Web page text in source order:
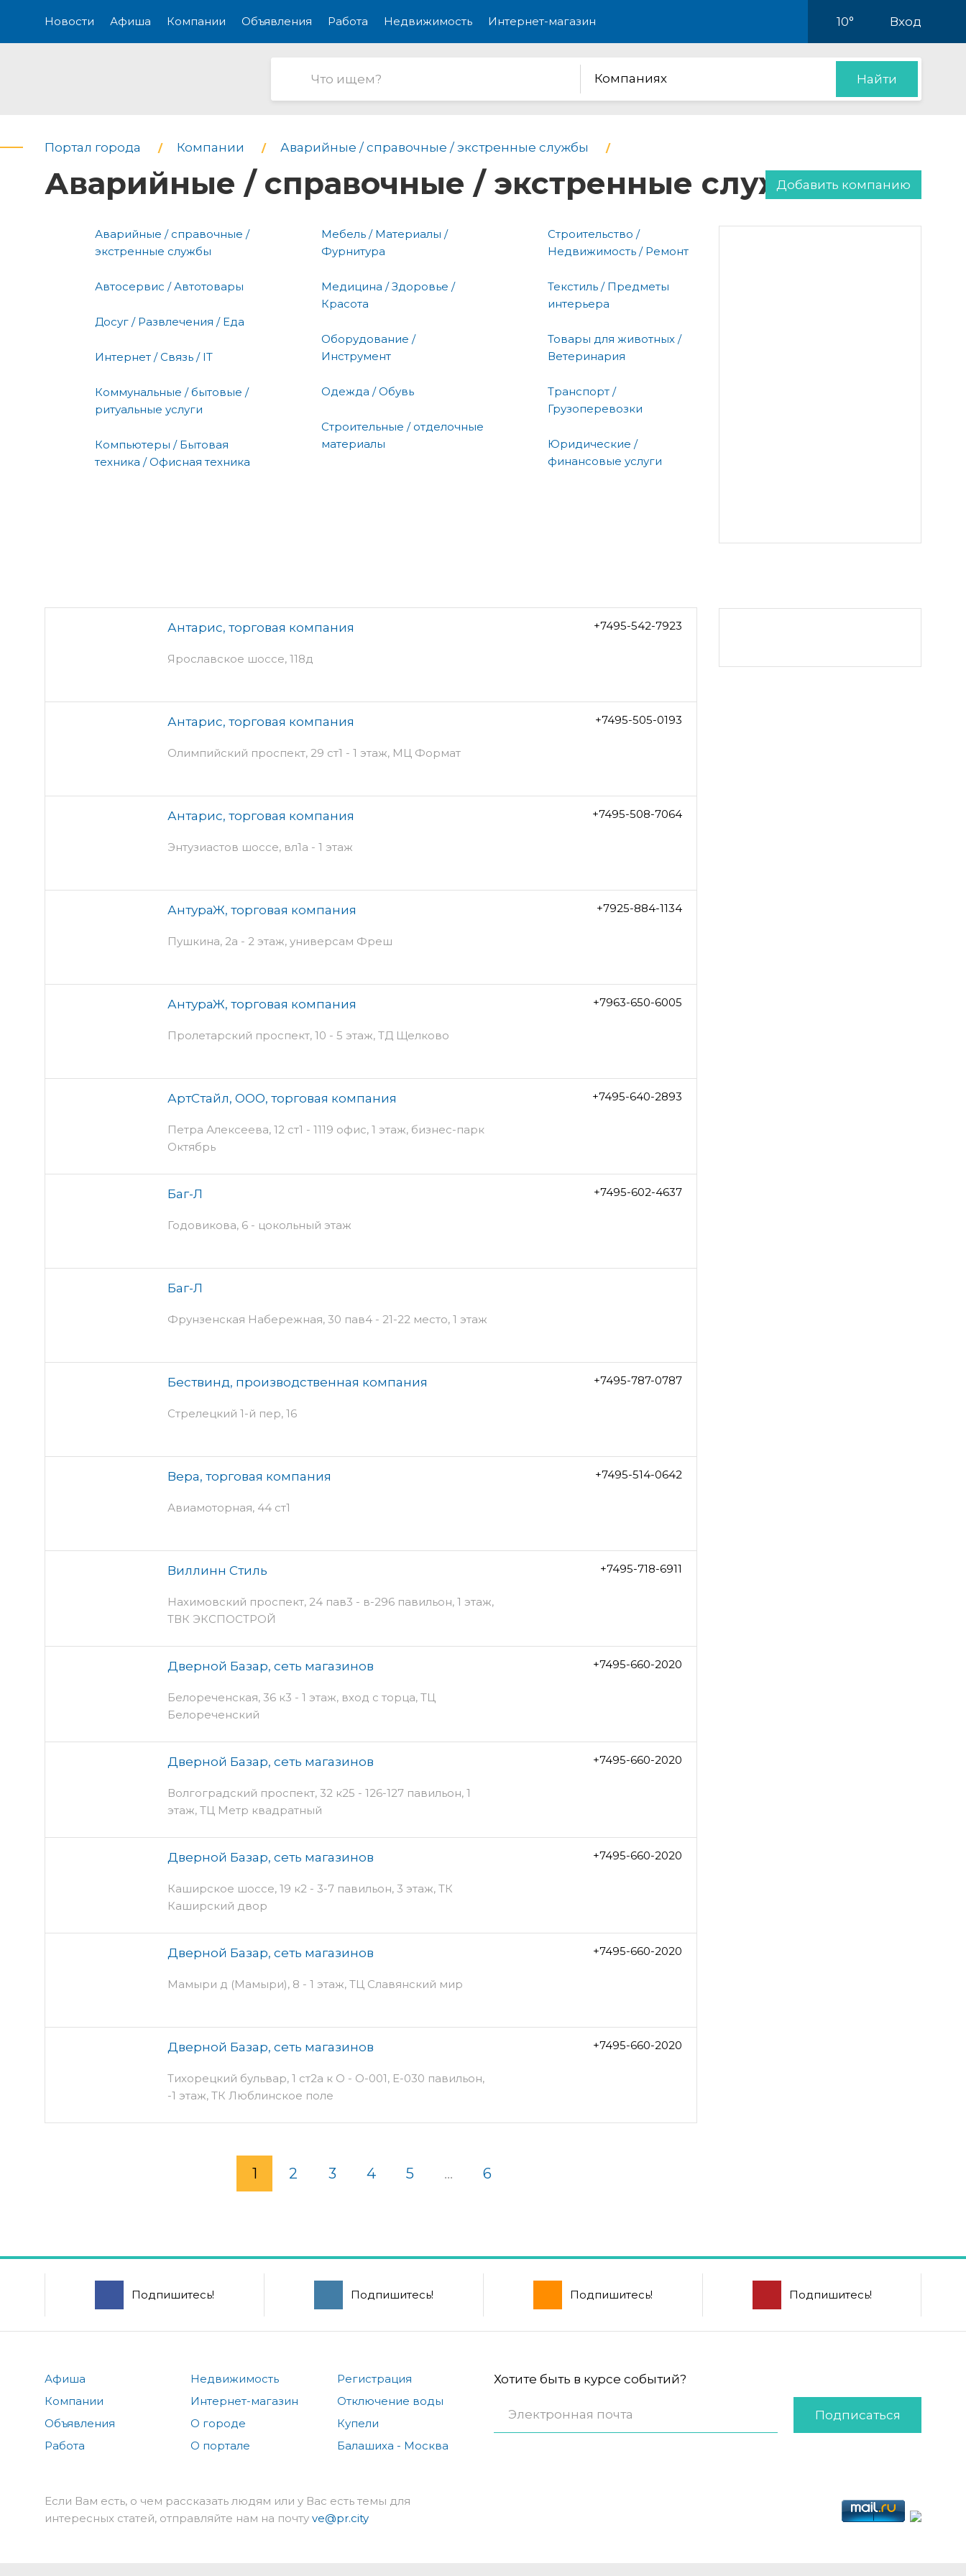
Новости Афиша Компании Объявления Работа Недвижимость Интернет-магазин 10° Вход
Компаниях Найти
Портал города Компании Аварийные / справочные / экстренные службы
Аварийные / справочные / экстренные службыДобавить компанию
Аварийные / справочные /
экстренные службы
Автосервис / Автотовары
Досуг / Развлечения / Еда
Интернет / Связь / IT
Коммунальные / бытовые /
ритуальные услуги
Компьютеры / Бытовая
техника / Офисная техника
Мебель / Материалы /
Фурнитура
Медицина / Здоровье /
Красота
Оборудование /
Инструмент
Одежда / Обувь
Строительные / отделочные
материалы
Строительство /
Недвижимость / Ремонт
Текстиль / Предметы
интерьера
Товары для животных /
Ветеринария
Транспорт /
Грузоперевозки
Юридические /
финансовые услуги
Антарис, торговая компания
Ярославское шоссе, 118д
+7495-542-7923
Антарис, торговая компания
Олимпийский проспект, 29 ст1 - 1 этаж, МЦ Формат
+7495-505-0193
Антарис, торговая компания
Энтузиастов шоссе, вл1а - 1 этаж
+7495-508-7064
АнтураЖ, торговая компания
Пушкина, 2а - 2 этаж, универсам Фреш
+7925-884-1134
АнтураЖ, торговая компания
Пролетарский проспект, 10 - 5 этаж, ТД Щелково
+7963-650-6005
АртСтайл, ООО, торговая компания
Петра Алексеева, 12 ст1 - 1119 офис, 1 этаж, бизнес-парк
Октябрь
+7495-640-2893
Баг-Л
Годовикова, 6 - цокольный этаж
+7495-602-4637
Баг-Л
Фрунзенская Набережная, 30 пав4 - 21-22 место, 1 этаж
Бествинд, производственная компания
Стрелецкий 1-й пер, 16
+7495-787-0787
Вера, торговая компания
Авиамоторная, 44 ст1
+7495-514-0642
Виллинн Стиль
Нахимовский проспект, 24 пав3 - в-296 павильон, 1 этаж,
ТВК ЭКСПОСТРОЙ
+7495-718-6911
Дверной Базар, сеть магазинов
Белореченская, 36 к3 - 1 этаж, вход с торца, ТЦ
Белореченский
+7495-660-2020
Дверной Базар, сеть магазинов
Волгоградский проспект, 32 к25 - 126-127 павильон, 1
этаж, ТЦ Метр квадратный
+7495-660-2020
Дверной Базар, сеть магазинов
Каширское шоссе, 19 к2 - 3-7 павильон, 3 этаж, ТК
Каширский двор
+7495-660-2020
Дверной Базар, сеть магазинов
Мамыри д (Мамыри), 8 - 1 этаж, ТЦ Славянский мир
+7495-660-2020
Дверной Базар, сеть магазинов
Тихорецкий бульвар, 1 ст2а к О - О-001, Е-030 павильон,
-1 этаж, ТК Люблинское поле
+7495-660-2020
1 2 3 4 5 ... 6
Подпишитесь! Подпишитесь! Подпишитесь! Подпишитесь!
Афиша
Компании
Объявления
Работа
Недвижимость
Интернет-магазин
О городе
О портале
Регистрация
Отключение воды
Купели
Балашиха - Москва
Хотите быть в курсе событий?
Подписаться
Если Вам есть, о чем рассказать людям или у Вас есть темы для
интересных статей, отправляйте нам на почту ve@pr.city